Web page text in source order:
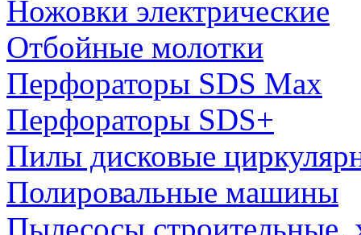
Ножовки электрические
Отбойные молотки
Перфораторы SDS Max
Перфораторы SDS+
Пилы дисковые
Полировальные машины
Пылесосы строительные,